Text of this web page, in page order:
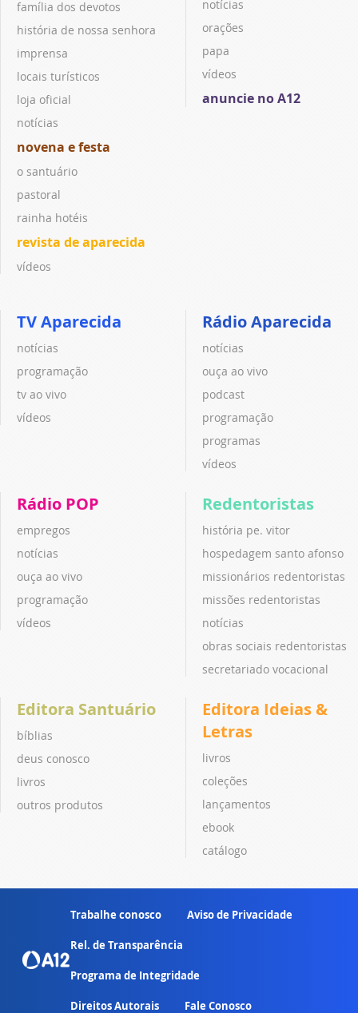
família dos devotos
história de nossa senhora
imprensa
locais turísticos
loja oficial
notícias
novena e festa
o santuário
pastoral
rainha hotéis
revista de aparecida
vídeos
notícias
orações
papa
vídeos
anuncie no A12
TV Aparecida
notícias
programação
tv ao vivo
vídeos
Rádio Aparecida
notícias
ouça ao vivo
podcast
programação
programas
vídeos
Rádio POP
empregos
notícias
ouça ao vivo
programação
vídeos
Redentoristas
história pe. vitor
hospedagem santo afonso
missionários redentoristas
missões redentoristas
notícias
obras sociais redentoristas
secretariado vocacional
Editora Santuário
bíblias
deus conosco
livros
outros produtos
Editora Ideias &
Letras
livros
coleções
lançamentos
ebook
catálogo
Trabalhe conosco Aviso de Privacidade
Rel. de Transparência
Programa de Integridade
Direitos Autorais Fale Conosco